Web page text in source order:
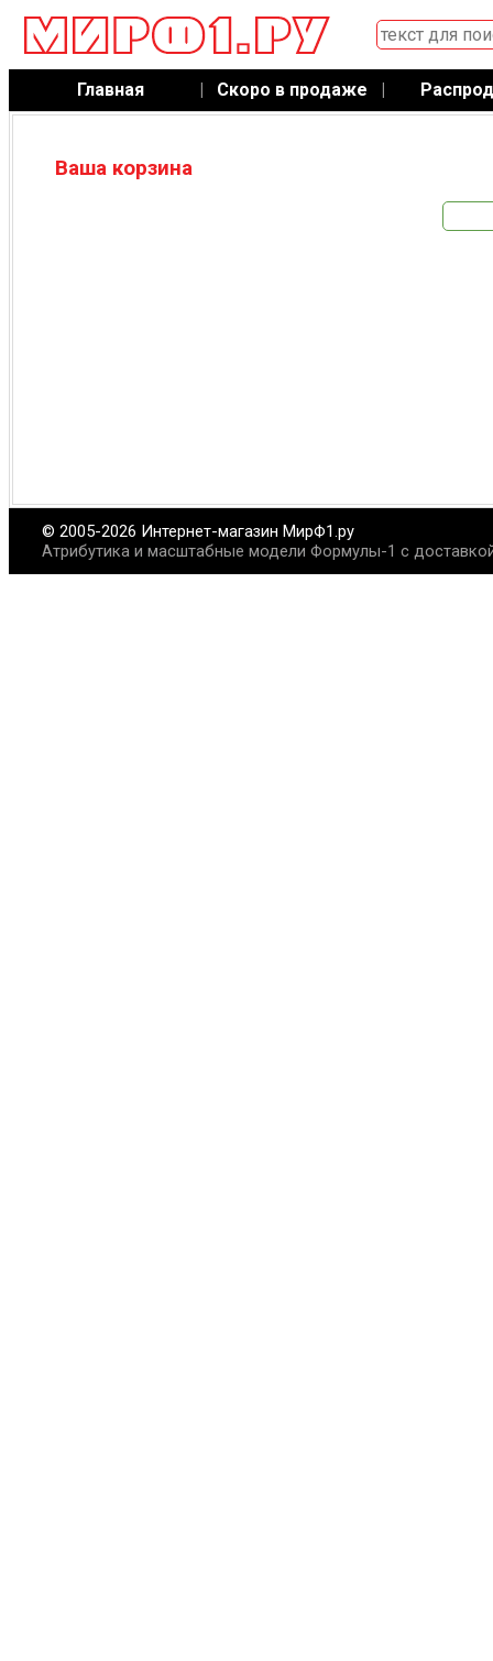
Главная | Скоро в продаже |
Ваша корзина
© 2005-2026 Интернет-магазин МирФ1.ру
Атрибутика и масштабные модели Формулы-1 с